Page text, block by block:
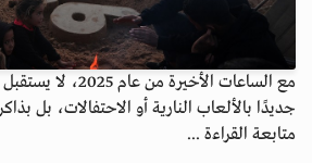
مع الساعات الأخيرة
جديدًا بالألعاب النارية أو الاحتفالات، بل
متابعة القراءة ...